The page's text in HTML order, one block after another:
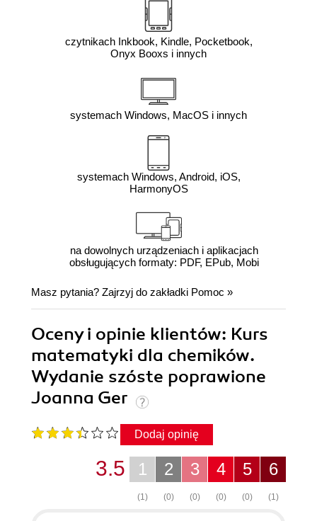
czytnikach Inkbook, Kindle, Pocketbook,
Onyx Booxs i innych
systemach Windows, MacOS i innych
systemach Windows, Android, iOS,
HarmonyOS
na dowolnych urządzeniach i aplikacjach
obsługujących formaty: PDF, EPub, Mobi
Masz pytania? Zajrzyj do zakładki Pomoc »
Oceny i opinie klientów: Kurs
matematyki dla chemików.
Wydanie szóste poprawione
Joanna Ger
Dodaj opinię
6
(1)
5
(0)
4
(0)
3
(0)
2
(0)
1
(1)
3.5